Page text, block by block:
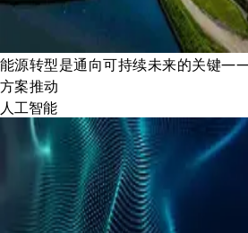
能源转型是通向可持续未来的关键
方案推动
人工智能